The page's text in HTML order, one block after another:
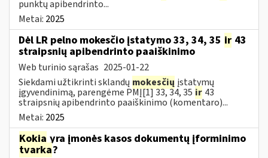
punktų apibendrinto...
Metai: 2025
Dėl LR pelno mokesčio įstatymo 33, 34, 35 ir 43
straipsnių apibendrinto paaiškinimo
Web turinio sąrašas 2025-01-22
Siekdami užtikrinti sklandų mokesčių įstatymų
įgyvendinimą, parengėme PMĮ[1] 33, 34, 35 ir 43
straipsnių apibendrinto paaiškinimo (komentaro)...
Metai: 2025
Kokia yra įmonės kasos dokumentų įforminimo
tvarka?